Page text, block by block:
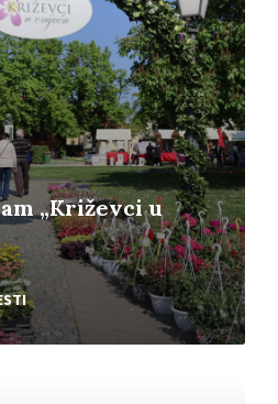
„Križevci u